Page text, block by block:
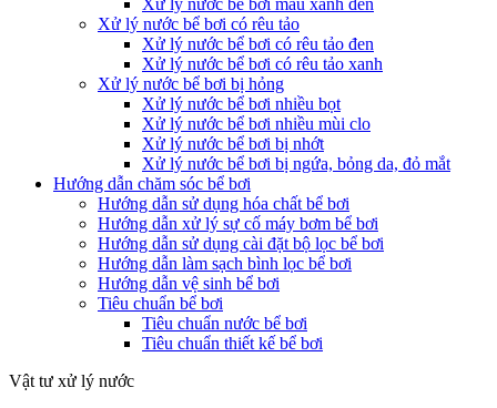
Xử lý nước bể bơi màu xanh đen
Xử lý nước bể bơi có rêu tảo
Xử lý nước bể bơi có rêu tảo đen
Xử lý nước bể bơi có rêu tảo xanh
Xử lý nước bể bơi bị hỏng
Xử lý nước bể bơi nhiều bọt
Xử lý nước bể bơi nhiều mùi clo
Xử lý nước bể bơi bị nhớt
Xử lý nước bể bơi bị ngứa, bỏng da, đỏ mắt
Hướng dẫn chăm sóc bể bơi
Hướng dẫn sử dụng hóa chất bể bơi
Hướng dẫn xử lý sự cố máy bơm bể bơi
Hướng dẫn sử dụng cài đặt bộ lọc bể bơi
Hướng dẫn làm sạch bình lọc bể bơi
Hướng dẫn vệ sinh bể bơi
Tiêu chuẩn bể bơi
Tiêu chuẩn nước bể bơi
Tiêu chuẩn thiết kế bể bơi
Vật tư xử lý nước